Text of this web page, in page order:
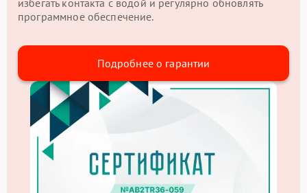
программное обеспечение.
Подробнее о гарантии